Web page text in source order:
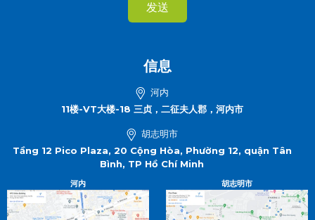
发送
信息
河内
11楼-VT大楼-18 三贞，二征夫人郡，河内市
胡志明市
Tầng 12 Pico Plaza, 20 Cộng Hòa, Phường 12, quận Tân
Bình, TP Hồ Chí Minh
河内 胡志明市